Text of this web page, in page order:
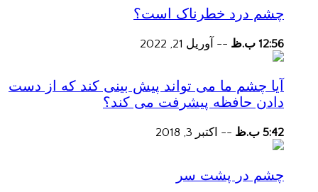
چشم درد خطرناک است؟
12:56 ب.ظ -- آوریل 21, 2022
آیا چشم ما می تواند پیش بینی کند که از دست
دادن حافظه پیشرفت می کند؟
5:42 ب.ظ -- اکتبر 3, 2018
چشم در پشت سر